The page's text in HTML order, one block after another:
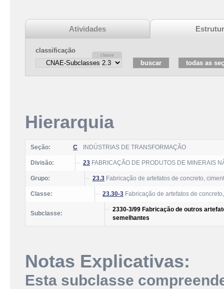
Atividades
classificação
Hierarquia
Seção: C INDÚSTRIAS DE TRANSFORMAÇÃO
Divisão: 23 FABRICAÇÃO DE PRODUTOS DE MINERAIS
Grupo: 23.3 Fabricação de artefatos de concreto,
Classe: 23.30-3 Fabricação de artefatos de
Subclasse:
2330-3/99 Fabricação de outros
semelhantes
Notas Explicativas:
Esta subclasse